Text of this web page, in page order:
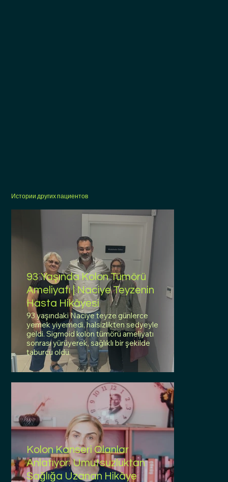
Истории других пациентов
93 Yaşında Kolon Tümörü
Ameliyatı | Naciye Teyzenin
Hasta Hikâyesi
93 yaşındaki Naciye teyze günlerce
yemek yiyemedi, halsizlikten sedyeyle
geldi. Sigmoid kolon tümörü ameliyatı
sonrası yürüyerek, sağlıklı bir şekilde
taburcu oldu.
Kolon Kanseri Olanlar
Anlatıyor: Umutsuzluktan
Sağlığa Uzanan Hikâye